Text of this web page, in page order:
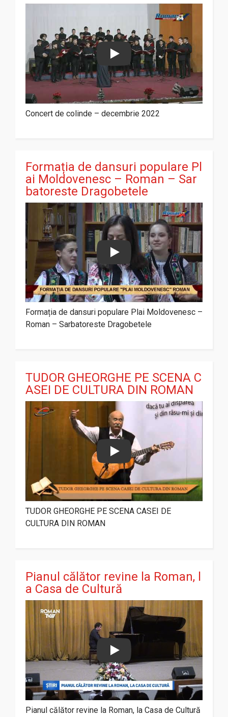
Play
Concert de colinde – decembrie 2022
Formația de dansuri populare Pl
ai Moldovenesc – Roman – Sar
batoreste Dragobetele
Play
Formația de dansuri populare Plai Moldovenesc –
Roman – Sarbatoreste Dragobetele
TUDOR GHEORGHE PE SCENA C
ASEI DE CULTURA DIN ROMAN
Play
TUDOR GHEORGHE PE SCENA CASEI DE
CULTURA DIN ROMAN
Pianul călător revine la Roman, l
a Casa de Cultură
Play
Pianul călător revine la Roman, la Casa de Cultură